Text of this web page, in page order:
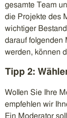
gesamte Team
die Projekte des
wichtiger
darauf folgenden
werden, können
Tipp 2:
Wollen Sie Ihre
empfehlen wir
Ein Moderator